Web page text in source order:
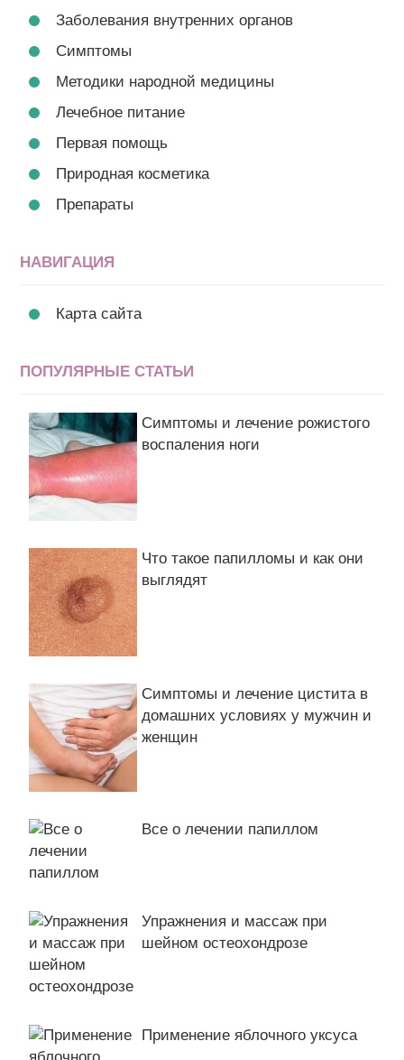
Заболевания внутренних органов
Симптомы
Методики народной медицины
Лечебное питание
Первая помощь
Природная косметика
Препараты
НАВИГАЦИЯ
Карта сайта
ПОПУЛЯРНЫЕ СТАТЬИ
Симптомы и лечение рожистого
воспаления ноги
Что такое папилломы и как они
выглядят
Симптомы и лечение цистита в
домашних условиях у мужчин и
женщин
Все о лечении папиллом
Упражнения и массаж при
шейном остеохондрозе
Применение яблочного уксуса